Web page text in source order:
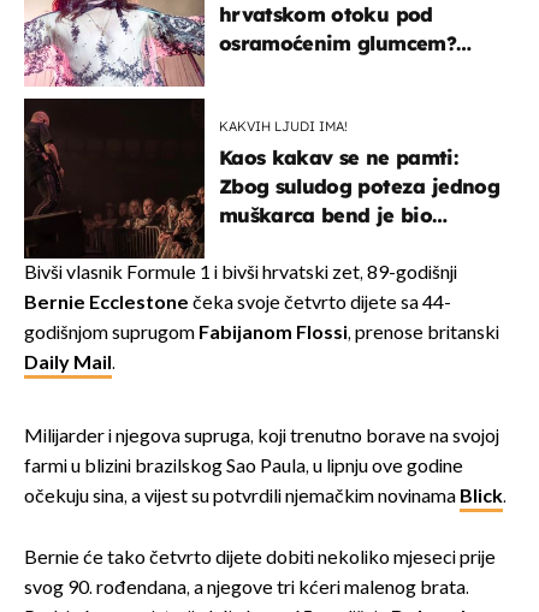
hrvatskom otoku pod
osramoćenim glumcem?
KAKVIH LJUDI IMA!
Kaos kakav se ne pamti:
Zbog suludog poteza jednog
muškarca bend je bio
Bivši vlasnik Formule 1 i bivši hrvatski zet, 89-godišnji
Bernie Ecclestone čeka svoje četvrto dijete sa 44-
godišnjom suprugom Fabijanom Flossi, prenose britanski
Daily Mail.
Milijarder i njegova supruga, koji trenutno borave na svojoj
farmi u blizini brazilskog Sao Paula, u lipnju ove godine
očekuju sina, a vijest su potvrdili njemačkim novinama Blick.
Bernie će tako četvrto dijete dobiti nekoliko mjeseci prije
svog 90. rođendana, a njegove tri kćeri malenog brata.